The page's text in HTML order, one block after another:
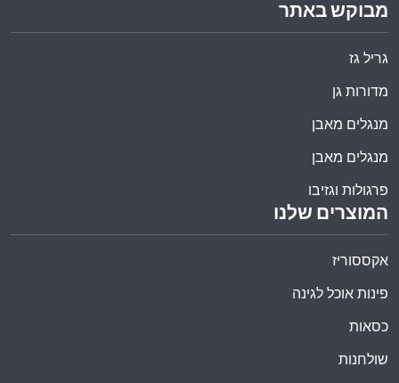
המוצרים שלנו
אקססוריז
פינות אוכל לגינה
כסאות
שולחנות
מבוקש באתר
גריל גז
מדורות גן
מנגלים מאבן
מנגלים מאבן
פרגולות וגזיבו